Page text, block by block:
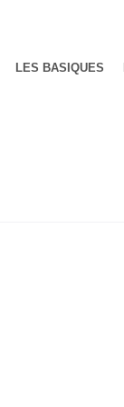
LES BASIQUES